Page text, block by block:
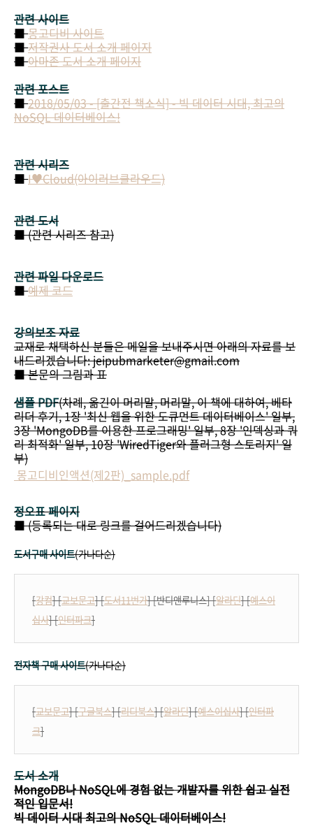
관련 사이트
■몽고디비 사이트
■저작권사 도서 소개 페이지
■아마존 도서 소개 페이지
관련 포스트
■2018/05/03 - [출간전 책소식] - 빅 데이터 시대, 최고의
NoSQL 데이터베이스!
관련 시리즈
■I♥Cloud(아이러브클라우드)
관련 도서
■ (관련 시리즈 참고)
관련 파일 다운로드
■예제 코드
강의보조 자료
교재로 채택하신 분들은 메일을 보내주시면 아래의 자료를 보
내드리겠습니다: jeipubmarketer@gmail.com
■ 본문의 그림과 표
샘플 PDF(차례, 옮긴이 머리말, 머리말, 이 책에 대하여, 베타
리더 후기, 1장 '최신 웹을 위한 도큐먼트 데이터베이스' 일부,
3장 'MongoDB를 이용한 프로그래밍' 일부, 8장 '인덱싱과 쿼
리 최적화' 일부, 10장 'WiredTiger와 플러그형 스토리지' 일
부)
몽고디비인액션(제2판)_sample.pdf
정오표 페이지
■ (등록되는 대로 링크를 걸어드리겠습니다)
도서구매 사이트(가나다순)
[강컴] [교보문고] [도서11번가] [반디앤루니스] [알라딘] [예스이
십사] [인터파크]
전자책 구매 사이트(가나다순)
[교보문고] [구글북스] [리디북스] [알라딘] [예스이십사] [인터파
크]
도서 소개
MongoDB나 NoSQL에 경험 없는 개발자를 위한 쉽고 실전
적인 입문서!
빅 데이터 시대 최고의 NoSQL 데이터베이스!